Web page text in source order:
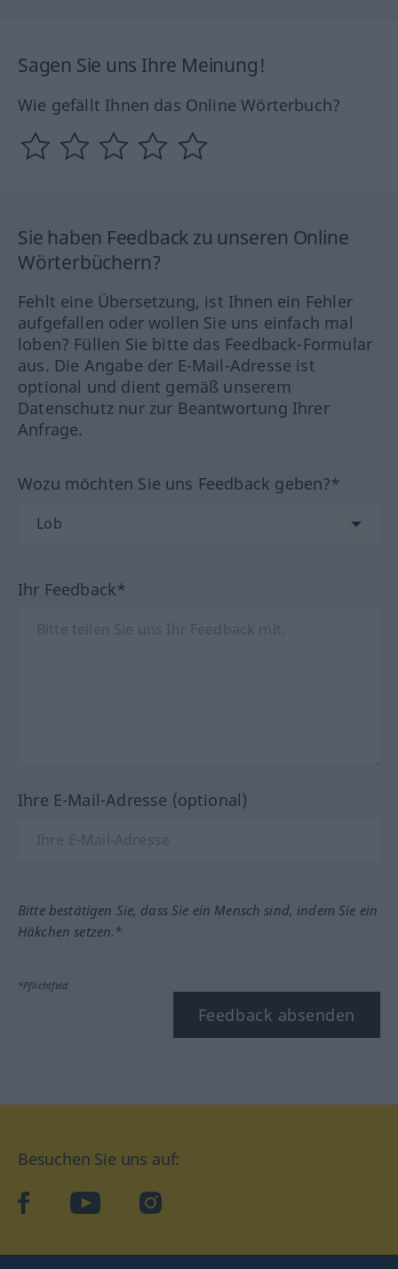
Sagen Sie uns Ihre Meinung!
Wie gefällt Ihnen das Online Wörterbuch?
Sie haben Feedback zu unseren Online
Wörterbüchern?
Fehlt eine Übersetzung, ist Ihnen ein Fehler
aufgefallen oder wollen Sie uns einfach mal
loben? Füllen Sie bitte das Feedback-Formular
aus. Die Angabe der E-Mail-Adresse ist
optional und dient gemäß unserem
Datenschutz nur zur Beantwortung Ihrer
Anfrage.
Wozu möchten Sie uns Feedback geben?*
Ihr Feedback*
Ihre E-Mail-Adresse (optional)
Bitte bestätigen Sie, dass Sie ein Mensch sind, indem Sie ein
Häkchen setzen.*
*Pflichtfeld
Feedback absenden
Besuchen Sie uns auf:
facebookYouTube Instagram